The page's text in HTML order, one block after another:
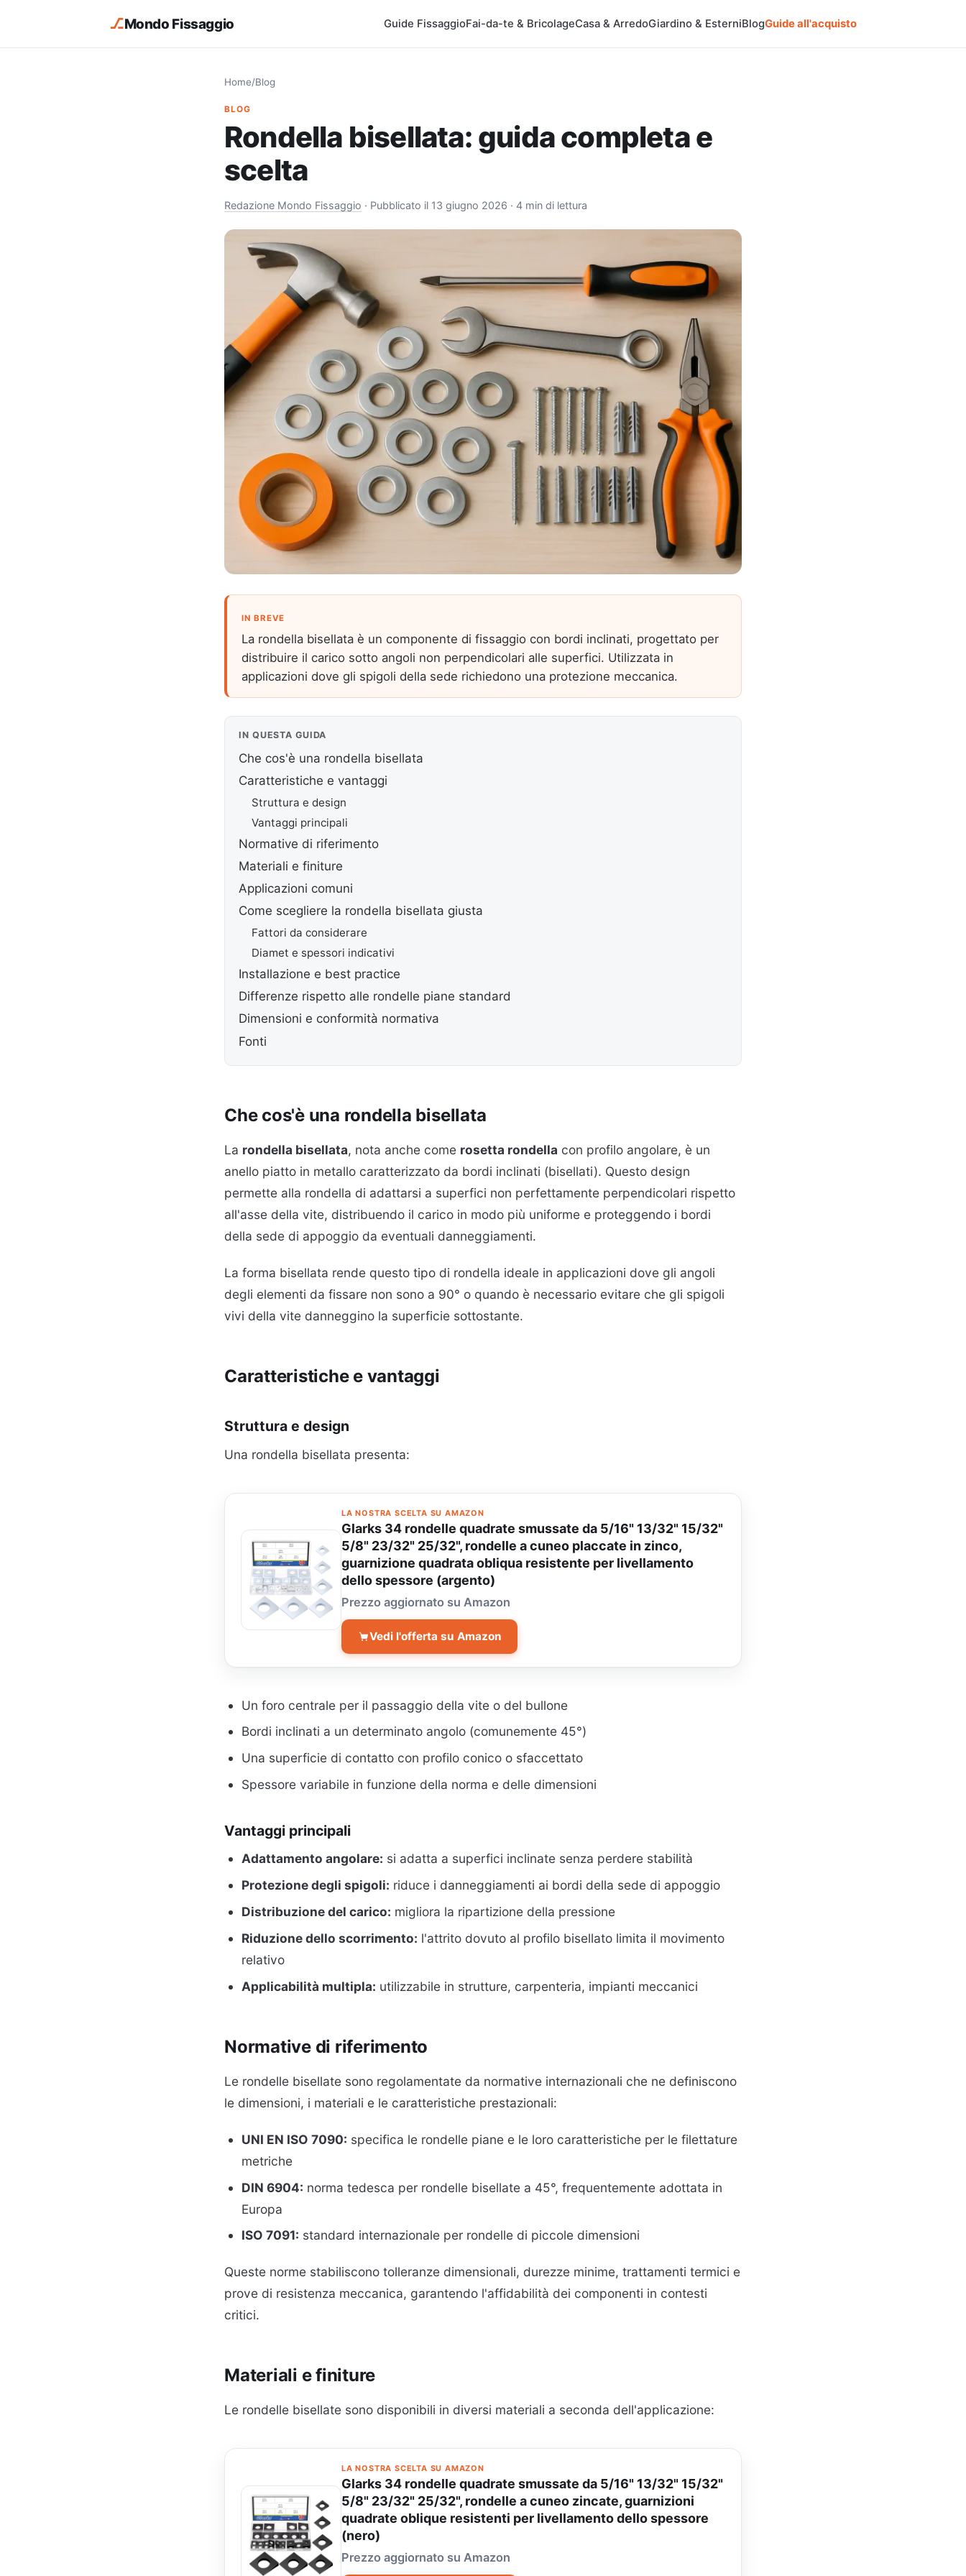
⎇Mondo Fissaggio Guide FissaggioFai-da-te & BricolageCasa & ArredoGiardino & EsterniBlogGuide all'acquisto
Home/Blog
BLOG
Rondella bisellata: guida completa e
scelta
Redazione Mondo Fissaggio · Pubblicato il 13 giugno 2026 · 4 min di lettura
IN BREVE
La rondella bisellata è un componente di fissaggio con bordi inclinati, progettato per
distribuire il carico sotto angoli non perpendicolari alle superfici. Utilizzata in
applicazioni dove gli spigoli della sede richiedono una protezione meccanica.
IN QUESTA GUIDA
Che cos'è una rondella bisellata
Caratteristiche e vantaggi
Struttura e design
Vantaggi principali
Normative di riferimento
Materiali e finiture
Applicazioni comuni
Come scegliere la rondella bisellata giusta
Fattori da considerare
Diamet e spessori indicativi
Installazione e best practice
Differenze rispetto alle rondelle piane standard
Dimensioni e conformità normativa
Fonti
Che cos'è una rondella bisellata
La rondella bisellata, nota anche come rosetta rondella con profilo angolare, è un
anello piatto in metallo caratterizzato da bordi inclinati (bisellati). Questo design
permette alla rondella di adattarsi a superfici non perfettamente perpendicolari rispetto
all'asse della vite, distribuendo il carico in modo più uniforme e proteggendo i bordi
della sede di appoggio da eventuali danneggiamenti.
La forma bisellata rende questo tipo di rondella ideale in applicazioni dove gli angoli
degli elementi da fissare non sono a 90° o quando è necessario evitare che gli spigoli
vivi della vite danneggino la superficie sottostante.
Caratteristiche e vantaggi
Struttura e design
Una rondella bisellata presenta:
LA NOSTRA SCELTA SU AMAZON
Glarks 34 rondelle quadrate smussate da 5/16" 13/32" 15/32"
5/8" 23/32" 25/32", rondelle a cuneo placcate in zinco,
guarnizione quadrata obliqua resistente per livellamento
dello spessore (argento)
Prezzo aggiornato su Amazon
Vedi l'offerta su Amazon
Un foro centrale per il passaggio della vite o del bullone
Bordi inclinati a un determinato angolo (comunemente 45°)
Una superficie di contatto con profilo conico o sfaccettato
Spessore variabile in funzione della norma e delle dimensioni
Vantaggi principali
Adattamento angolare: si adatta a superfici inclinate senza perdere stabilità
Protezione degli spigoli: riduce i danneggiamenti ai bordi della sede di appoggio
Distribuzione del carico: migliora la ripartizione della pressione
Riduzione dello scorrimento: l'attrito dovuto al profilo bisellato limita il movimento
relativo
Applicabilità multipla: utilizzabile in strutture, carpenteria, impianti meccanici
Normative di riferimento
Le rondelle bisellate sono regolamentate da normative internazionali che ne definiscono
le dimensioni, i materiali e le caratteristiche prestazionali:
UNI EN ISO 7090: specifica le rondelle piane e le loro caratteristiche per le filettature
metriche
DIN 6904: norma tedesca per rondelle bisellate a 45°, frequentemente adottata in
Europa
ISO 7091: standard internazionale per rondelle di piccole dimensioni
Queste norme stabiliscono tolleranze dimensionali, durezze minime, trattamenti termici e
prove di resistenza meccanica, garantendo l'affidabilità dei componenti in contesti
critici.
Materiali e finiture
Le rondelle bisellate sono disponibili in diversi materiali a seconda dell'applicazione:
LA NOSTRA SCELTA SU AMAZON
Glarks 34 rondelle quadrate smussate da 5/16" 13/32" 15/32"
5/8" 23/32" 25/32", rondelle a cuneo zincate, guarnizioni
quadrate oblique resistenti per livellamento dello spessore
(nero)
Prezzo aggiornato su Amazon